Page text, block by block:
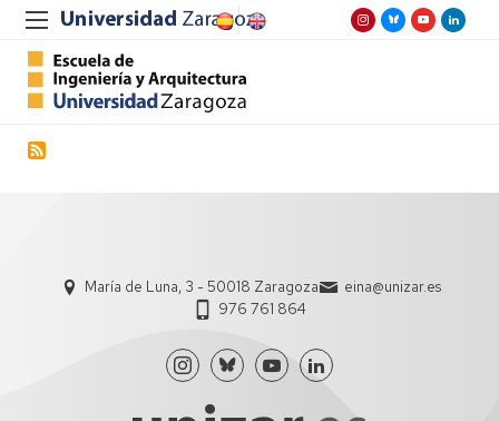
María de Luna, 3 - 50018 Zaragoza
eina@unizar.es
976 761 864